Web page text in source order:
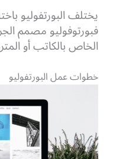
يختلف البورتفوليو
فبورتوفوليو مصمم
الخاص بالكاتب أو
خطوات عمل البورتفوليو